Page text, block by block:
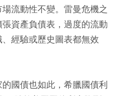
流動性不變。雷曼危機之
資產負債表，過度的流動
經驗或歷史圖表都無效
國債也如此，希臘國債利